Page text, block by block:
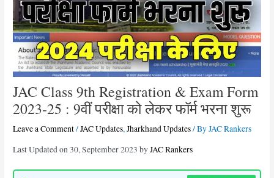
JAC Class 9th Registration & Exam Form
2023-25 : 9वीं परीक्षा को लेकर फॉर्म भरना शुरू
Leave a Comment/JAC Updates,Jharkhand Updates/ ByJAC Rankers
Last Updated on 30, September 2023 byJAC Rankers